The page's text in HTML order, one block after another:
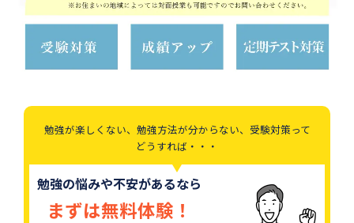
勉強が楽しくない、勉強方法が分からない、受験対策って
どうすれば・・・
勉強の悩みや不安があるなら
まずは無料体験！